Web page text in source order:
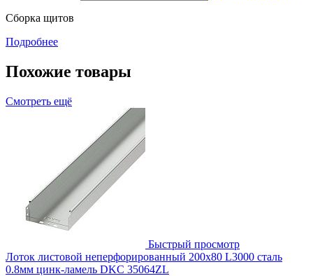
Сборка щитов
Подробнее
Похожие товары
Смотреть ещё
Быстрый просмотр
Лоток листовой неперфорированный 200х80 L3000 сталь
0.8мм цинк-ламель DKC 35064ZL